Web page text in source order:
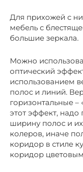
Для прихожей с
мебель с
большие зеркала.
Можно
оптический
использованием
полос и линий.
горизонтальные –
этот эффект, надо
ширину полос и
колеров, иначе
коридор в стиле
коридор